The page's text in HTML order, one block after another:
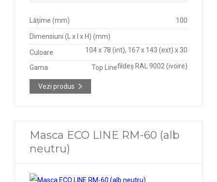
Lățime (mm) 100
Dimensiuni (L x l x H) (mm)
104 x 78 (int), 167 x 143 (ext) x 30
Culoare
fildeș RAL 9002 (ivoire)
Gama Top Line
Vezi produs
Masca ECO LINE RM-60 (alb
neutru)